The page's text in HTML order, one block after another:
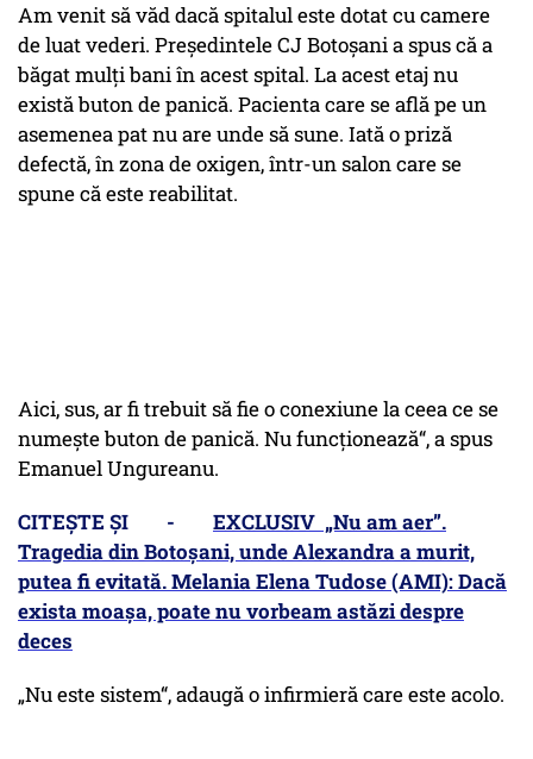
Am venit să văd dacă spitalul este dotat cu camere
de luat vederi. Președintele CJ Botoșani a spus că a
băgat mulți bani în acest spital. La acest etaj nu
există buton de panică. Pacienta care se află pe un
asemenea pat nu are unde să sune. Iată o priză
defectă, în zona de oxigen, într-un salon care se
spune că este reabilitat.
Aici, sus, ar fi trebuit să fie o conexiune la ceea ce se
numește buton de panică. Nu funcționează“, a spus
Emanuel Ungureanu.
CITEȘTE ȘI - EXCLUSIV „Nu am aer”.
Tragedia din Botoșani, unde Alexandra a murit,
putea fi evitată. Melania Elena Tudose (AMI): Dacă
exista moașa, poate nu vorbeam astăzi despre
deces
„Nu este sistem“, adaugă o infirmieră care este acolo.